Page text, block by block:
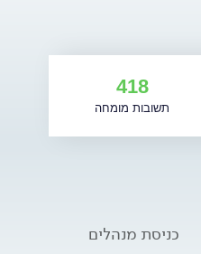
418
תשובות מומחה
כניסת מנהלים